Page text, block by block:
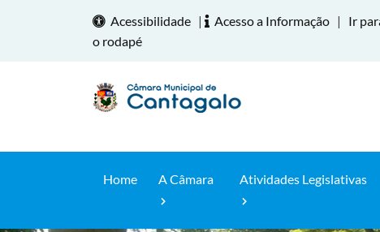
Acessibilidade | Acesso a Informação | Ir
o rodapé
Home A Câmara Atividades Legislativas